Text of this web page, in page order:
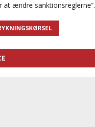
at ændre sanktionsreglerne”.